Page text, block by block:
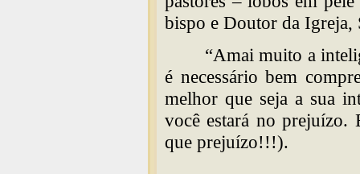
bispo e Doutor da Igreja,
“Amai muito a
é necessário bem
melhor que seja a sua
você estará no prejuízo.
que prejuízo!!!).